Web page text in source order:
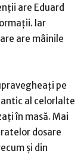
are Eduard
Iar
are mâinile
pe
al celorlalte
în masă. Mai
dosare
și din